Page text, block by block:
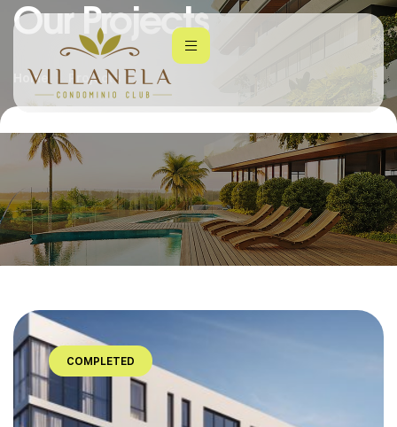
Our Projects
Home Projects
COMPLETED